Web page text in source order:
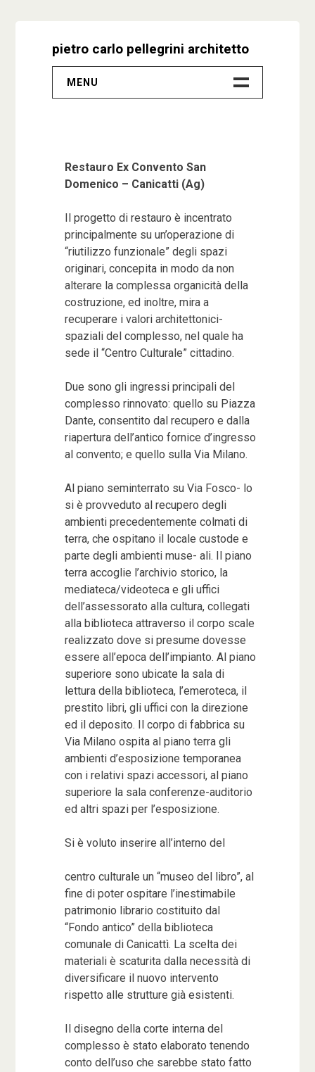
pietro carlo pellegrini architetto
MENU
Video
Studio
Contatti
Restauro Ex Convento San
Domenico – Canicatti (Ag)
Il progetto di restauro è incentrato
principalmente su un’operazione di
“riutilizzo funzionale” degli spazi
originari, concepita in modo da non
alterare la complessa organicità della
costruzione, ed inoltre, mira a
recuperare i valori architettonici-
spaziali del complesso, nel quale ha
sede il “Centro Culturale” cittadino.
Due sono gli ingressi principali del
complesso rinnovato: quello su Piazza
Dante, consentito dal recupero e dalla
riapertura dell’antico fornice d’ingresso
al convento; e quello sulla Via Milano.
Al piano seminterrato su Via Fosco- lo
si è provveduto al recupero degli
ambienti precedentemente colmati di
terra, che ospitano il locale custode e
parte degli ambienti muse- ali. Il piano
terra accoglie l’archivio storico, la
mediateca/videoteca e gli uffici
dell’assessorato alla cultura, collegati
alla biblioteca attraverso il corpo scale
realizzato dove si presume dovesse
essere all’epoca dell’impianto. Al piano
superiore sono ubicate la sala di
lettura della biblioteca, l’emeroteca, il
prestito libri, gli uffici con la direzione
ed il deposito. Il corpo di fabbrica su
Via Milano ospita al piano terra gli
ambienti d’esposizione temporanea
con i relativi spazi accessori, al piano
superiore la sala conferenze-auditorio
ed altri spazi per l’esposizione.
Si è voluto inserire all’interno del
centro culturale un “museo del libro”, al
fine di poter ospitare l’inestimabile
patrimonio librario costituito dal
“Fondo antico” della biblioteca
comunale di Canicattì. La scelta dei
materiali è scaturita dalla necessità di
diversificare il nuovo intervento
rispetto alle strutture già esistenti.
Il disegno della corte interna del
complesso è stato elaborato tenendo
conto dell’uso che sarebbe stato fatto